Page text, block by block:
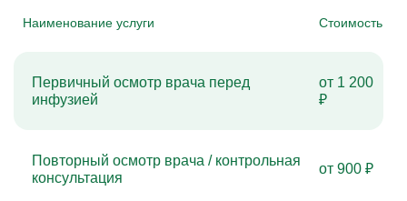
Наименование услуги Стоимость
Первичный осмотр врача перед
инфузией
от 1 200
₽
Повторный осмотр врача / контрольная
консультация
от 900 ₽